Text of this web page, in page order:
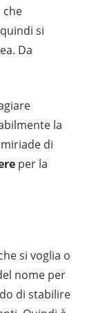
che
si
Da
la
di
per la
si voglia o
nome per
di stabilire